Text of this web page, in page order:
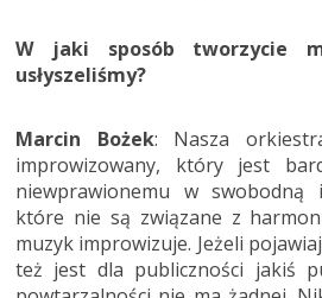
W jaki sposób tworzycie
usłyszeliśmy?
Marcin Bożek: Nasza
improwizowany, który jest
niewprawionemu w swobodną
które nie są związane z
muzyk improwizuje. Jeżeli
też jest dla publiczności jakiś